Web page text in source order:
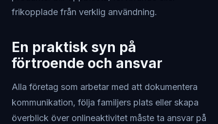
frikopplade från verklig användning.
En praktisk syn på
förtroende och ansvar
Alla företag som arbetar med att dokumentera
kommunikation, följa familjers plats eller skapa
överblick över onlineaktivitet måste ta ansvar på